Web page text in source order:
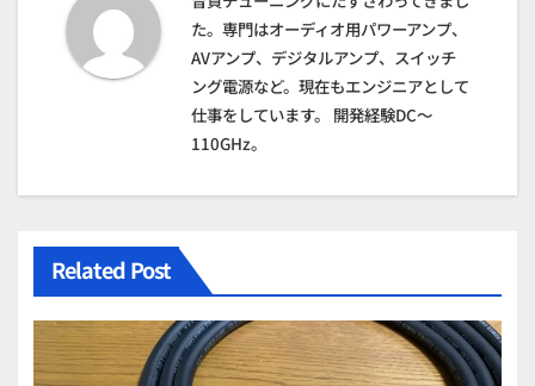
ョ
ン
た。専門はオーディオ用パワーアンプ、
AVアンプ、デジタルアンプ、スイッチ
ング電源など。現在もエンジニアとして
仕事をしています。 開発経験DC～
110GHz。
Related Post